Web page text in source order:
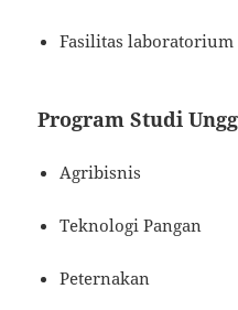
Fasilitas laboratorium
Program Studi
Agribisnis
Teknologi Pangan
Peternakan